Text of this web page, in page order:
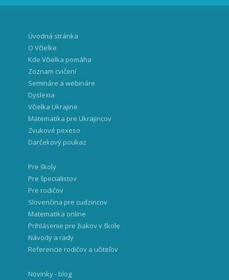
Úvodná stránka
O Včielke
Kde Včielka pomáha
Zoznam cvičení
Semináre a webináre
Dyslexia
Včielka Ukrajine
Matematika pre Ukrajincov
Zvukové pexeso
Darčekový poukaz
Pre školy
Pre špecialistov
Pre rodičov
Slovenčina pre cudzincov
Matematika online
Prihlásenie pre žiakov v škole
Návody a rady
Referencie rodičov a učiteľov
Novinky - blog